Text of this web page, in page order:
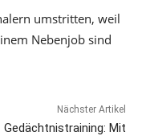
umstritten, weil
Nebenjob sind
Nächster Artikel
Gedächtnistraining: Mit